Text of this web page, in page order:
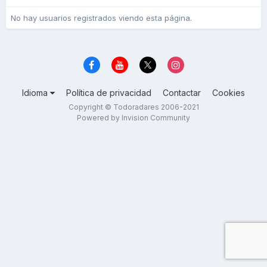
No hay usuarios registrados viendo esta página.
Idioma Política de privacidad Contactar Cookies
Copyright © Todoradares 2006-2021
Powered by Invision Community